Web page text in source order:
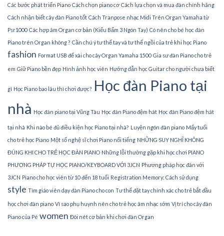
Các bước phát triển Piano Cách chọn piano cơ Cách lựa chọn và mua đàn chính hãng
Cách nhận biết cây đàn Piano tốt Cách Tranpose nhạc Midi Trên Organ Yamaha từ
Psr1000 Các hợp âm Organ cơ bản (Kiểu Bấm 3 Ngón Tay) Có nên cho bé học đàn
Piano trên Organ không ? Cần chú ý tư thế tay và tư thế ngồi của trẻ khi học Piano
fashion Format USB để xài cho cây Organ Yamaha 1500 Gia sư đàn Piano cho trẻ
em Giữ Piano bền đẹp Hình ảnh học viên Hướng dẫn học Guitar cho người chưa biết
gì Học Piano bao lâu thì chơi được? Học đàn Piano tại
nhà Học đàn piano tại Vũng Tàu Học đàn Piano đệm hát Học đàn Piano đệm hát
tại nhà Khi nào bé đủ điều kiện học Piano tại nhà? Luyện ngón đàn piano Mấy tuổi
cho trẻ học Piano Một số nghệ sĩ chơi Piano nổi tiếng NHỮNG SUY NGHĨ KHÔNG
ĐÚNG KHI CHO TRẺ HỌC ĐÀN PIANO Những lỗi thường gặp khi học chơi PIANO
PHƯƠNG PHÁP TỰ HỌC PIANO/KEYBOARD VỚI 3JCN Phương pháp học đàn với
3JCN Piano cho học viên từ 10 đến 18 tuổi Registration Memory: Cách sử dụng
style Tìm giáo viên dạy đàn Piano cho con Tư thế đặt tay chính xác cho trẻ bắt đầu
học chơi đàn piano Vì sao phụ huynh nên cho trẻ học âm nhạc sớm Vị trí cho cây đàn
Piano của Pé women Đôi nét cơ bản khi chơi đàn Organ